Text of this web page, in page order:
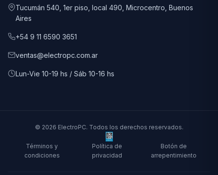
Tucumán 540, 1er piso, local 490, Microcentro, Buenos
Aires
+54 9 11 6590 3651
ventas@electropc.com.ar
Lun-Vie 10-19 hs / Sáb 10-16 hs
© 2026 ElectroPC. Todos los derechos reservados.
Términos y
condiciones
Política de
privacidad
Botón de
arrepentimiento